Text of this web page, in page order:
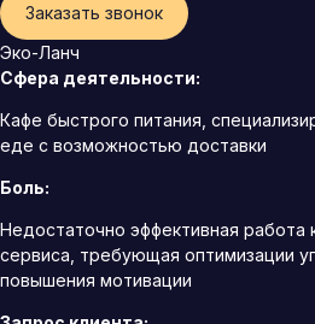
Заказать звонок
Эко-Ланч
Сфера деятельности:
Кафе быстрого питания,
еде с возможностью доставки
Боль:
Недостаточно эффективная работа
сервиса, требующая оптимизации
повышения мотивации